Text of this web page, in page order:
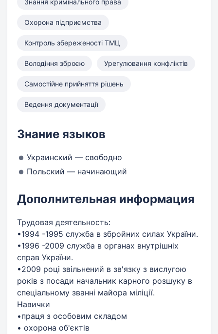
Знання кримінального права
Охорона підприємства
Контроль збереженості ТМЦ
Володіння зброєю Урегулювання конфліктів
Самостійне прийняття рішень
Ведення документації
Знание языков
Украинский — свободно
Польский — начинающий
Дополнительная информация
Трудовая деятельность:
•1994 -1995 служба в збройних силах України.
•1996 -2009 служба в органах внутрішніх
справ України.
•2009 році звільнений в зв'язку з вислугою
років з посади начальник карного розшуку в
спеціальному званні майора міліції.
Навички
•праця з особовим складом
• охорона об'єктів